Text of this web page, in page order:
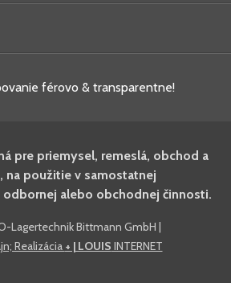
férovo & transparentne!
pre priemysel, remeslá, obchod a
na použitie v samostatnej
alebo obchodnej činnosti.
Lagertechnik Bittmann GmbH |
Realizácia + | LOUIS INTERNET